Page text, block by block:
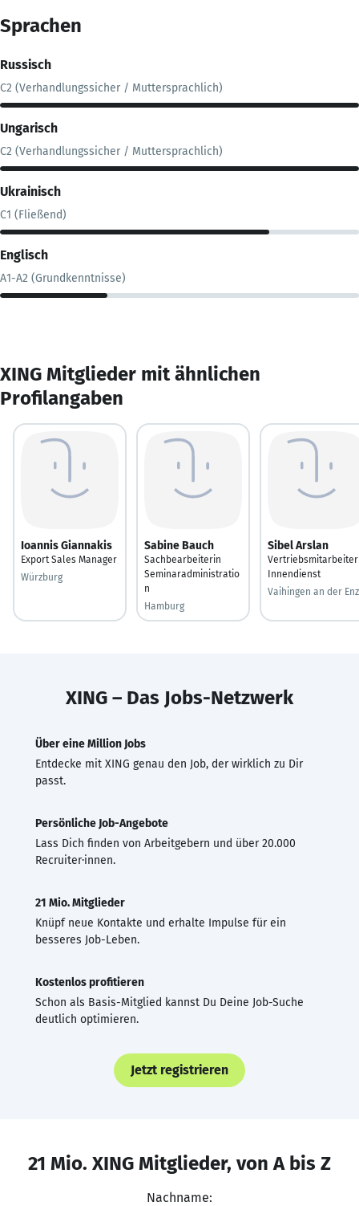
Sprachen
Russisch
C2 (Verhandlungssicher / Muttersprachlich)
Ungarisch
C2 (Verhandlungssicher / Muttersprachlich)
Ukrainisch
C1 (Fließend)
Englisch
A1-A2 (Grundkenntnisse)
XING Mitglieder mit ähnlichen
Profilangaben
Ioannis Giannakis
Export Sales Manager
Würzburg
Sabine Bauch
Sachbearbeiterin
Seminaradministratio
n
Hamburg
Sibel Arslan
Vertriebsmitarbeiter
Innendienst
Vaihingen an der Enz
XING – Das Jobs-Netzwerk
Über eine Million Jobs
Entdecke mit XING genau den Job, der wirklich zu Dir
passt.
Persönliche Job-Angebote
Lass Dich finden von Arbeitgebern und über 20.000
Recruiter·innen.
21 Mio. Mitglieder
Knüpf neue Kontakte und erhalte Impulse für ein
besseres Job-Leben.
Kostenlos profitieren
Schon als Basis-Mitglied kannst Du Deine Job-Suche
deutlich optimieren.
Jetzt registrieren
21 Mio. XING Mitglieder, von A bis Z
Nachname: